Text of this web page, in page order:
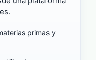
primas y